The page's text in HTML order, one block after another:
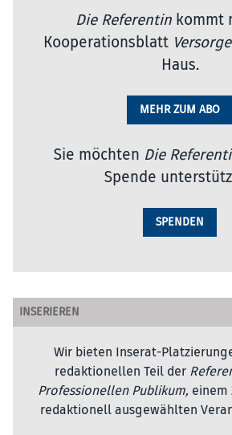
Die Referentinkommt
Kooperationsblatt
Haus.
MEHR ZUM ABO
Sie möchten Die
Spende
SPENDEN
INSERIEREN
Wir bieten Inserat-
redaktionellen Teil der
Professionellen Publikum,
redaktionell ausgewählten